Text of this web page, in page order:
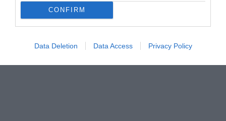
CONFIRM
Data Deletion Data Access Privacy Policy